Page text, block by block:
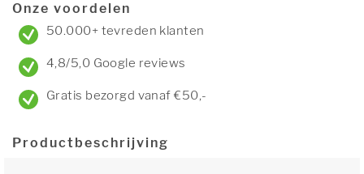
Onze voordelen
50.000+ tevreden klanten
4,8/5,0 Google reviews
Gratis bezorgd vanaf €50,-
Productbeschrijving